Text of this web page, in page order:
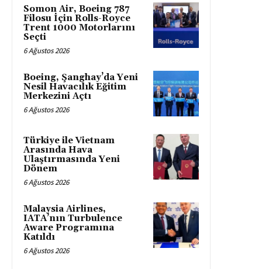
Somon Air, Boeing 787
Filosu İçin Rolls-Royce
Trent 1000 Motorlarını
Seçti
6 Ağustos 2026
Boeing, Şanghay’da Yeni
Nesil Havacılık Eğitim
Merkezini Açtı
6 Ağustos 2026
Türkiye ile Vietnam
Arasında Hava
Ulaştırmasında Yeni
Dönem
6 Ağustos 2026
Malaysia Airlines,
IATA’nın Turbulence
Aware Programına
Katıldı
6 Ağustos 2026